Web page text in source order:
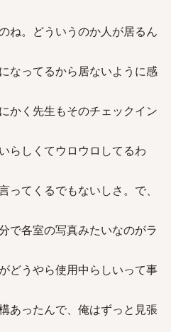
ね。どういうのか人が居るん
なってるから居ないように感
かく先生もそのチェックイン
らしくてウロウロしてるわ
ってくるでもないしさ。で、
で各室の写真みたいなのがラ
どうやら使用中らしいって事
あったんで、俺はずっと見張